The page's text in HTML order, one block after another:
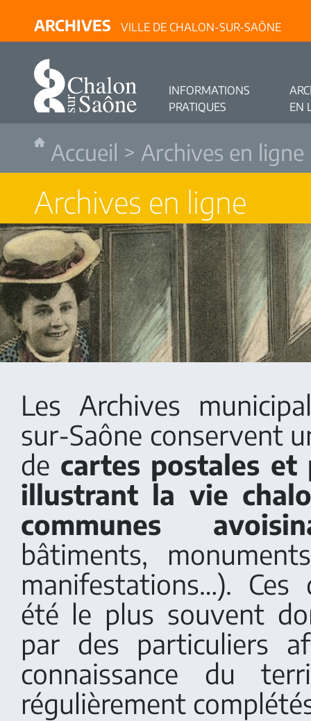
ARCHIVES VILLE DE CHALON-SUR-SAÔNE
INFORMATIONS
PRATIQUES
EN
Accueil > Archives en ligne
Archives en ligne
Les Archives
sur-Saône conservent
de cartes postales et
illustrant la vie
communes
bâtiments,
manifestations…).
été le plus souvent
par des particuliers
connaissance du
régulièrement